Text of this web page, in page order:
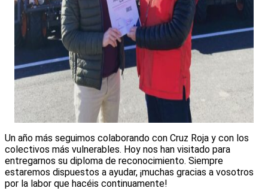
Un año más seguimos colaborando con Cruz Roja y con los
colectivos más vulnerables. Hoy nos han visitado para
entregarnos su diploma de reconocimiento. Siempre
estaremos dispuestos a ayudar, ¡muchas gracias a vosotros
por la labor que hacéis continuamente!